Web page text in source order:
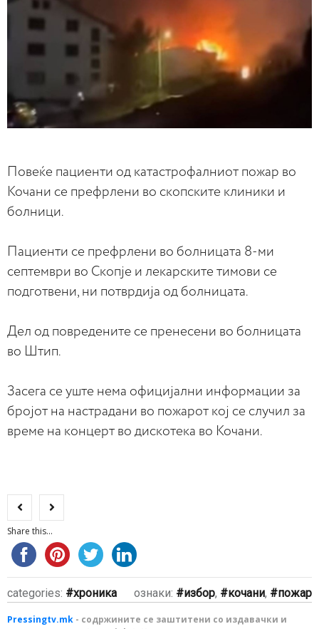
Повеќе пациенти од катастрофалниот пожар во
Кочани се префрлени во скопските клиники и
болници.
Пациенти се префрлени во болницата 8-ми
септември во Скопје и лекарските тимови се
подготвени, ни потврдија од болницата.
Дел од повредените се пренесени во болницата
во Штип.
Засега се уште нема официјални информации за
бројот на настрадани во пожарот кој се случил за
време на концерт во дискотека во Кочани.
Share this...
categories: хроника ознаки: избор, кочани, пожар
Pressingtv.mk - содржините се заштитени со издавачки и